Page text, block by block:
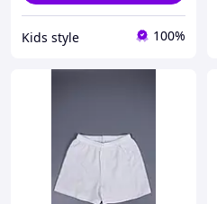
Kids style 100%